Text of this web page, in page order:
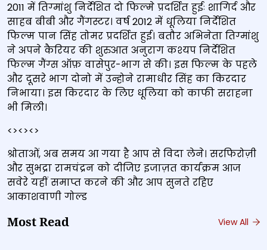
2011 में तिग्मांशु निर्देशित दो फिल्मे प्रदर्शित हुईः शागिर्द और
साहब बीबी और गैंगस्टर। वर्ष 2012 में धूलिया निर्देशित
फिल्म पान सिंह तोमर प्रदर्शित हुई। बतौर अभिनेता तिग्मांशु
ने अपने कैरियर की शुरुआत अनुराग कश्यप निर्देशित
फिल्म गैंग्स ऑफ़ वासेपुर-भाग से की। इस फिल्म के पहले
और दूसरे भाग दोनो में उन्होने रामाधीर सिंह का किरदार
निभाया। इस किरदार के लिए धूलिया को काफी सराहना
भी मिली।
<><><>
श्रोताओं, अब समय आ गया है आप से विदा लेने। सरफिरोज़ी
और सुभद्रा रामचंद्रन को दीजिए इजाज़त कार्यक्रम आज
सवेरे यहीं समाप्त करने की और आप सुनते रहिए
आकाशवाणी गोल्ड
Most Read View All